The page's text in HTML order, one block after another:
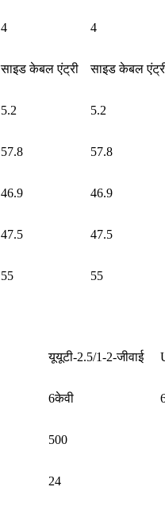
4 4
साइड केबल एंट्री साइड केबल
5.2 5.2
57.8 57.8
46.9 46.9
47.5 47.5
55 55
यूयूटी-2.5/1-2-जीवाई
6केवी
500
24